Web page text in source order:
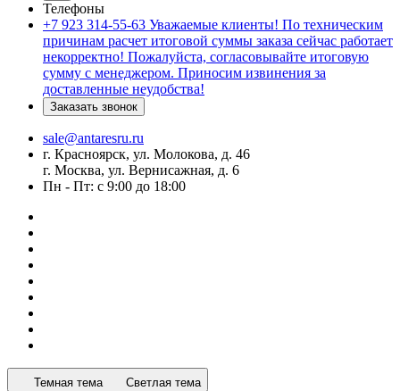
Телефоны
+7 923 314-55-63 Уважаемые клиенты! По техническим
причинам расчет итоговой суммы заказа сейчас работает
некорректно! Пожалуйста, согласовывайте итоговую
сумму с менеджером. Приносим извинения за
доставленные неудобства!
Заказать звонок
sale@antaresru.ru
г. Красноярск, ул. Молокова, д. 46
г. Москва, ул. Вернисажная, д. 6
Пн - Пт: с 9:00 до 18:00
Темная тема Светлая тема